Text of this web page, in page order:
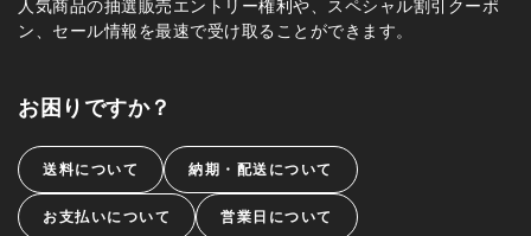
人気商品の抽選販売エントリー権利や、スペシャル割引クーポ
ン、セール情報を最速で受け取ることができます。
お困りですか？
送料について 納期・配送について
お支払いについて 営業日について